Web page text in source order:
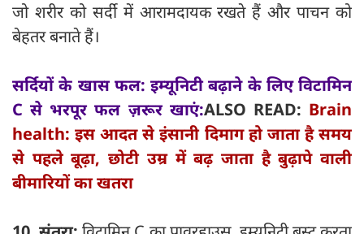
जो शरीर को सर्दी में आरामदायक रखते हैं और पाचन को
बेहतर बनाते हैं।
सर्दियों के खास फल: इम्यूनिटी बढ़ाने के लिए विटामिन
C से भरपूर फल ज़रूर खाएं:ALSO READ: Brain
health: इस आदत से इंसानी दिमाग हो जाता है समय
से पहले बूढ़ा, छोटी उम्र में बढ़ जाता है बुढ़ापे वाली
बीमारियों का खतरा